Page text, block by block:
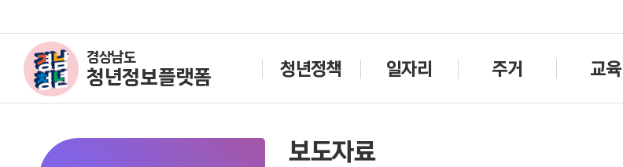
경상남도
청년정보플랫폼 청년정책 일자리 주거 교육
보도자료